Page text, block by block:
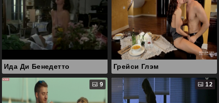
Ида Ди Бенедетто Грейси Глэм
9 12